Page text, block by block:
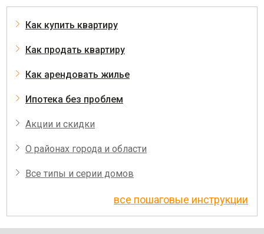
Как купить квартиру
Как продать квартиру
Как арендовать жилье
Ипотека без проблем
Акции и скидки
О районах города и области
Все типы и серии домов
все пошаговые инструкции